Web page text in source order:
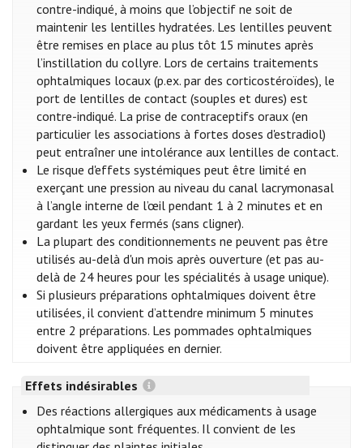
contre-indiqué, à moins que l’objectif ne soit de
maintenir les lentilles hydratées. Les lentilles peuvent
être remises en place au plus tôt 15 minutes après
l’instillation du collyre. Lors de certains traitements
ophtalmiques locaux (p.ex. par des corticostéroïdes), le
port de lentilles de contact (souples et dures) est
contre-indiqué. La prise de contraceptifs oraux (en
particulier les associations à fortes doses d'estradiol)
peut entraîner une intolérance aux lentilles de contact.
Le risque d'effets systémiques peut être limité en
exerçant une pression au niveau du canal lacrymonasal
à l’angle interne de l’œil pendant 1 à 2 minutes et en
gardant les yeux fermés (sans cligner).
La plupart des conditionnements ne peuvent pas être
utilisés au-delà d'un mois après ouverture (et pas au-
delà de 24 heures pour les spécialités à usage unique).
Si plusieurs préparations ophtalmiques doivent être
utilisées, il convient d’attendre minimum 5 minutes
entre 2 préparations. Les pommades ophtalmiques
doivent être appliquées en dernier.
Effets indésirables
Des réactions allergiques aux médicaments à usage
ophtalmique sont fréquentes. Il convient de les